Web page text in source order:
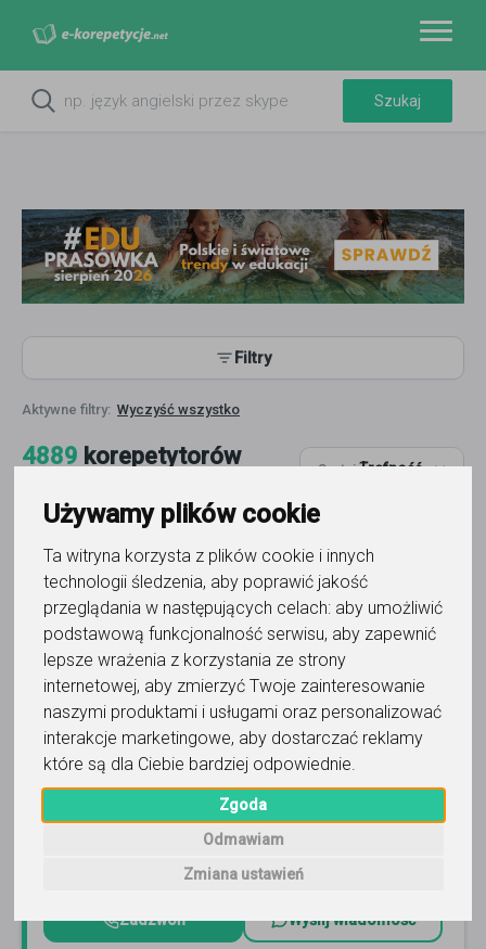
Używamy plików cookie
Ta witryna korzysta z plików cookie i innych
technologii śledzenia, aby poprawić jakość
przeglądania w następujących celach: aby umożliwić
podstawową funkcjonalność serwisu, aby zapewnić
lepsze wrażenia z korzystania ze strony
internetowej, aby zmierzyć Twoje zainteresowanie
naszymi produktami i usługami oraz personalizować
interakcje marketingowe, aby dostarczać reklamy
które są dla Ciebie bardziej odpowiednie.
Zgoda
Odmawiam
Zmiana ustawień
Filtry
Wyczyść wszystko
4889 korepetytorów Sortuj:Trafność
język hiszpański
KOREPETYTORIUM
Potrzebujesz korepetycji „na wczoraj”? Postaramy się
znaleźć jak najszybszy termin! Zapraszamy do kontaktu
- numer telefonu: 533685133! Czytaj więcej
Zadzwoń Wyślij wiadomość